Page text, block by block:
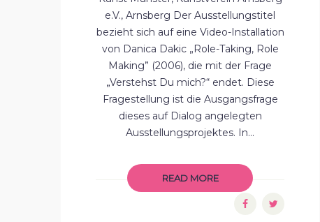
e.V., Arnsberg Der Ausstellungstitel
bezieht sich auf eine Video-Installation
von Danica Dakic „Role-Taking, Role
Making” (2006), die mit der Frage
„Verstehst Du mich?“ endet. Diese
Fragestellung ist die Ausgangsfrage
dieses auf Dialog angelegten
Ausstellungsprojektes. In...
READ MORE